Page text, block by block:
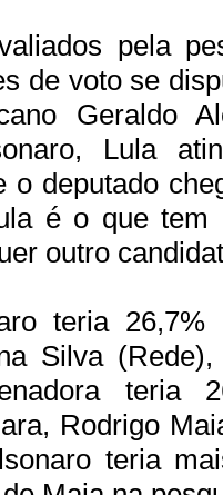
pela
de voto se
Geraldo
Lula
o deputado
é o que tem
outro
teria 26,7%
Silva
teria
Rodrigo
teria